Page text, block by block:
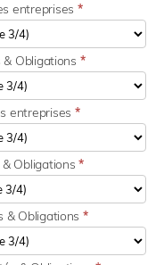
entreprises *
& Obligations *
entreprises *
& Obligations*
& Obligations *